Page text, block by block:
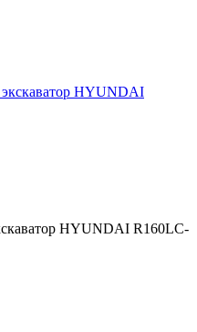
HYUNDAI R160LC-